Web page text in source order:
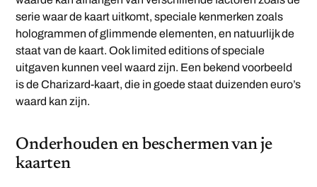
serie waar de kaart uitkomt, speciale kenmerken zoals
hologrammen of glimmende elementen, en natuurlijk de
staat van de kaart. Ook limited editions of speciale
uitgaven kunnen veel waard zijn. Een bekend voorbeeld
is de Charizard-kaart, die in goede staat duizenden euro’s
waard kan zijn.
Onderhouden en beschermen van je
kaarten